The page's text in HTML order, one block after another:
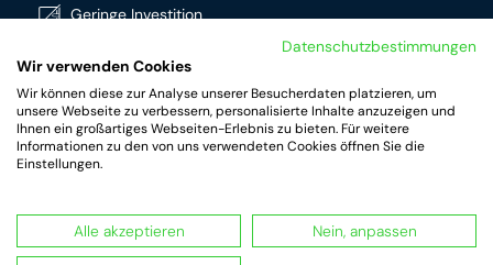
Geringe Investition
Breites Sortiment
Hochwertige Produkte
RotomRent Copyright 2022. Datenschutz | Impressum
Datenschutzbestimmungen
Wir verwenden Cookies
Wir können diese zur Analyse unserer Besucherdaten platzieren, um
unsere Webseite zu verbessern, personalisierte Inhalte anzuzeigen und
Ihnen ein großartiges Webseiten-Erlebnis zu bieten. Für weitere
Informationen zu den von uns verwendeten Cookies öffnen Sie die
Einstellungen.
Alle akzeptieren Nein, anpassen